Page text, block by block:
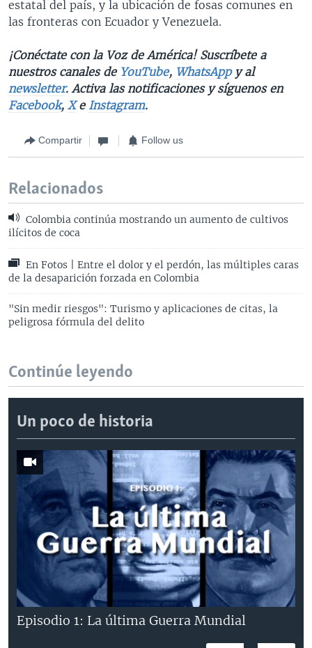
estatal del país, y la ubicación de fosas comunes en
las fronteras con Ecuador y Venezuela.
¡Conéctate con la Voz de América! Suscríbete a
nuestros canales deYouTube, WhatsAppy al
newsletter. Activa las notificaciones y síguenos en
Facebook, Xe Instagram.
Compartir Follow us
Relacionados
Colombia continúa mostrando un aumento de cultivos
ilícitos de coca
En Fotos | Entre el dolor y el perdón, las múltiples caras
de la desaparición forzada en Colombia
"Sin medir riesgos": Turismo y aplicaciones de citas, la
peligrosa fórmula del delito
Continúe leyendo
Un poco de historia
Episodio 1: La última Guerra Mundial